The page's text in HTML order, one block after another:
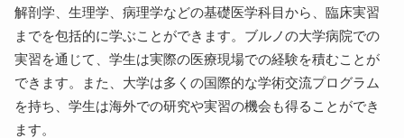
解剖学、生理学、病理学などの基礎医学科目から、臨床実習
までを包括的に学ぶことができます。ブルノの大学病院での
実習を通じて、学生は実際の医療現場での経験を積むことが
できます。また、大学は多くの国際的な学術交流プログラム
を持ち、学生は海外での研究や実習の機会も得ることができ
ます。